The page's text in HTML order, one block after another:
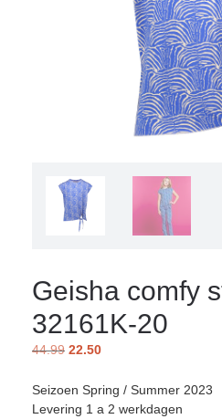
Geisha comfy
32161K-20
44.99 22.50
Seizoen Spring / Summer 2023
Levering 1 a 2 werkdagen